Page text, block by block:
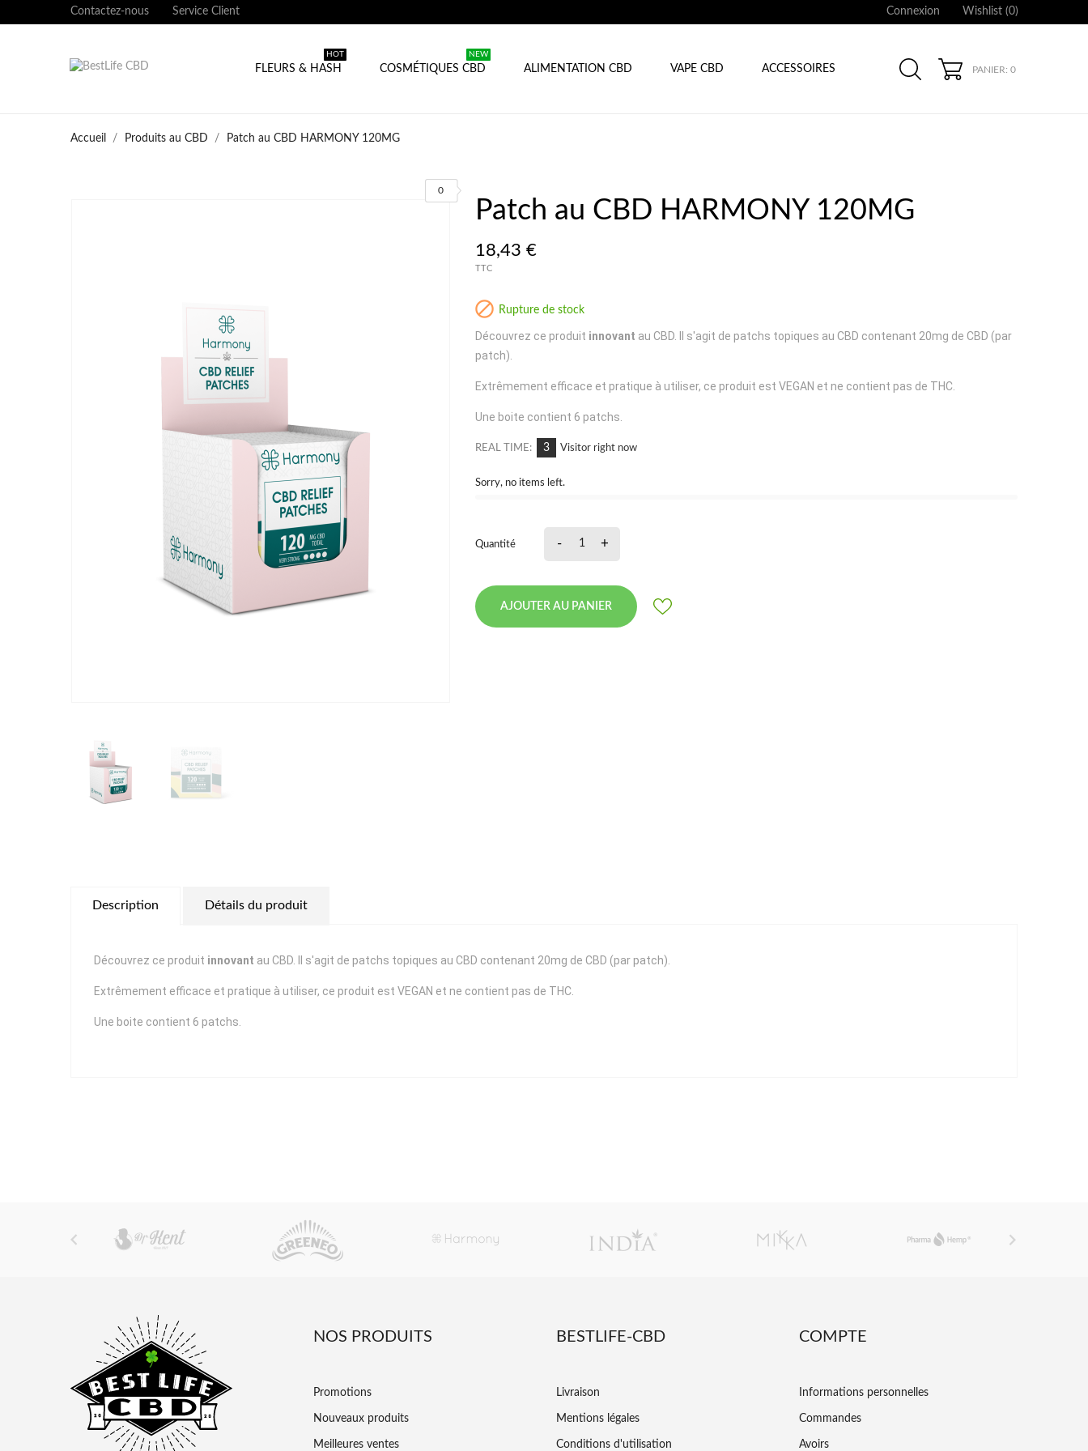
Contactez-nous Service Client Connexion Wishlist (0)
FLEURS & HASH
HOT
COSMÉTIQUES CBD
NEW
ALIMENTATION CBD VAPE CBD ACCESSOIRES PANIER: 0
Accueil Produits au CBD Patch au CBD HARMONY 120MG
Patch au CBD HARMONY 120MG
18,43 €
TTC
 Rupture de stock
Découvrez ce produit innovant au CBD. Il s'agit de patchs topiques au CBD contenant 20mg de CBD (par
patch).
Extrêmement efficace et pratique à utiliser, ce produit est VEGAN et ne contient pas de THC.
Une boite contient 6 patchs.
REAL TIME: 3 Visitor right now
Sorry, no items left.
Quantité - +
AJOUTER AU PANIER
0
Description Détails du produit
Découvrez ce produit innovant au CBD. Il s'agit de patchs topiques au CBD contenant 20mg de CBD (par patch).
Extrêmement efficace et pratique à utiliser, ce produit est VEGAN et ne contient pas de THC.
Une boite contient 6 patchs.
 
NOS PRODUITS
Promotions
Nouveaux produits
Meilleures ventes
BESTLIFE-CBD
Livraison
Mentions légales
Conditions d'utilisation
COMPTE
Informations personnelles
Commandes
Avoirs